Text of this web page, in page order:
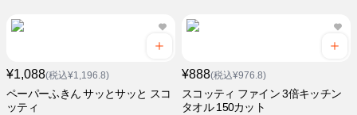
¥1,088(税込¥1,196.8)
ペーパーふきん サッとサッと スコ
ッティ
¥888(税込¥976.8)
スコッティ ファイン 3倍キッチン
タオル 150カット